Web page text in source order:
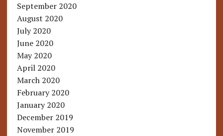
September 2020
August 2020
July 2020
June 2020
May 2020
April 2020
March 2020
February 2020
January 2020
December 2019
November 2019